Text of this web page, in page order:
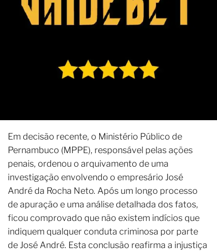
Em decisão recente, o Ministério Público de
Pernambuco (MPPE), responsável pelas ações
penais, ordenou o arquivamento de uma
investigação envolvendo o empresário José
André da Rocha Neto. Após um longo processo
de apuração e uma análise detalhada dos fatos,
ficou comprovado que não existem indícios que
indiquem qualquer conduta criminosa por parte
de José André. Esta conclusão reafirma a injustiça